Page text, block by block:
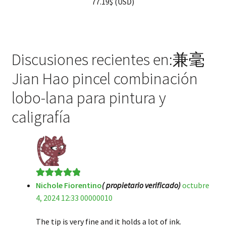
5.00 de 5
Discusiones recientes en:兼毫
Jian Hao pincel combinación
lobo-lana para pintura y
caligrafía
Valorado en5
de 5
Nichole Fiorentino( propietario verificado)octubre
4, 2024 12:33 00000010
The tip is very fine and it holds a lot of ink.